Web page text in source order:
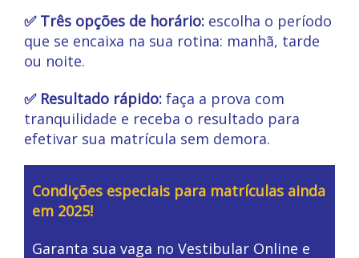
✅ Três opções de horário: escolha o período
que se encaixa na sua rotina: manhã, tarde
ou noite.
✅ Resultado rápido: faça a prova com
tranquilidade e receba o resultado para
efetivar sua matrícula sem demora.
Condições especiais para matrículas ainda
em 2025!
Garanta sua vaga no Vestibular Online e